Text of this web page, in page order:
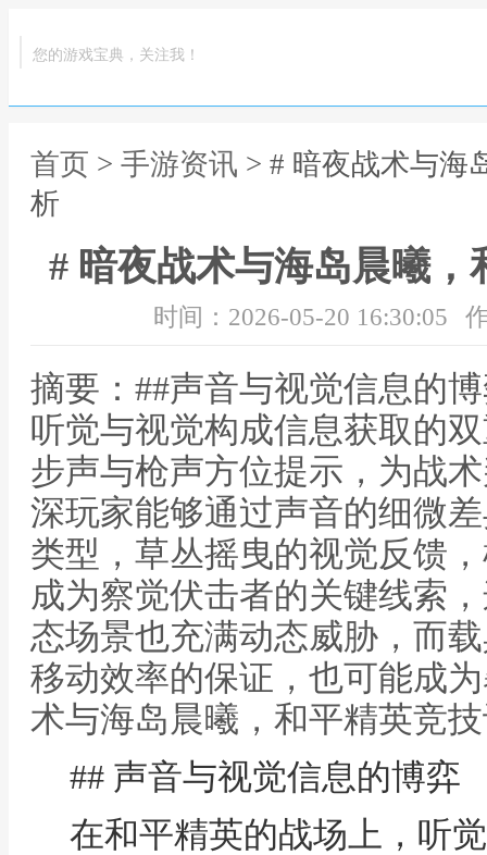
您的游戏宝典，关注我！
首页 > 手游资讯 > # 暗夜战术与海
析
# 暗夜战术与海岛晨曦
时间：2026-05-20 16:30:05
摘要：##声音与视觉信息的
听觉与视觉构成信息获取的
步声与枪声方位提示，为战
深玩家能够通过声音的细微
类型，草丛摇曳的视觉反馈
成为察觉伏击者的关键线索
态场景也充满动态威胁，而
移动效率的保证，也可能成
术与海岛晨曦，和平精英竞
## 声音与视觉信息的博弈
在和平精英的战场上，听